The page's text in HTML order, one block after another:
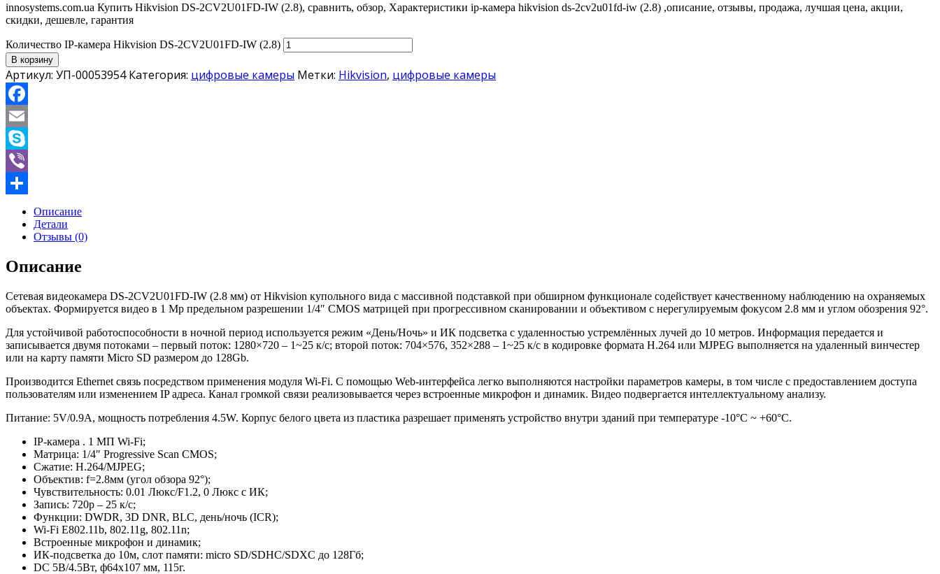
innosystems.com.ua Купить Hikvision DS-2CV2U01FD-IW (2.8), сравнить, обзор, Характеристики ip-камера hikvision ds-2cv2u01fd-iw (2.8) ,описание, отзывы, продажа, лучшая цена, акции,
скидки, дешевле, гарантия
Количество IP-камера Hikvision DS-2CV2U01FD-IW (2.8)
В корзину
Артикул: УП-00053954 Категория: цифровые камеры Метки: Hikvision, цифровые камеры
Facebook
Email
Skype
Viber
Отправить
Описание
Детали
Отзывы (0)
Описание
Сетевая видеокамера DS-2CV2U01FD-IW (2.8 мм) от Hikvision купольного вида с массивной подставкой при обширном функционале содействует качественному наблюдению на охраняемых
объектах. Формируется видео в 1 Mp предельном разрешении 1/4″ CMOS матрицей при прогрессивном сканировании и объективом с нерегулируемым фокусом 2.8 мм и углом обозрения 92°.
Для устойчивой работоспособности в ночной период используется режим «День/Ночь» и ИК подсветка с удаленностью устремлённых лучей до 10 метров. Информация передается и
записывается двумя потоками – первый поток: 1280×720 – 1~25 к/с; второй поток: 704×576, 352×288 – 1~25 к/с в кодировке формата H.264 или MJPEG выполняется на удаленный винчестер
или на карту памяти Micro SD размером до 128Gb.
Производится Ethernet связь посредством применения модуля Wi-Fi. С помощью Web-интерфейса легко выполняются настройки параметров камеры, в том числе с предоставлением доступа
пользователям или изменением IP адреса. Канал громкой связи реализовывается через встроенные микрофон и динамик. Видео подвергается интеллектуальному анализу.
Питание: 5V/0.9A, мощность потребления 4.5W. Корпус белого цвета из пластика разрешает применять устройство внутри зданий при температуре -10°C ~ +60°C.
IP-камера . 1 МП Wi-Fi;
Матрица: 1/4″ Progressive Scan CMOS;
Сжатие: H.264/MJPEG;
Объектив: f=2.8мм (угол обзора 92°);
Чувствительность: 0.01 Люкс/F1.2, 0 Люкс с ИК;
Запись: 720р – 25 к/с;
Функции: DWDR, 3D DNR, BLC, день/ночь (ICR);
Wi-Fi E802.11b, 802.11g, 802.11n;
Встроенные микрофон и динамик;
ИК-подсветка до 10м, слот памяти: micro SD/SDHC/SDXC до 128Гб;
DC 5В/4.5Вт, ф64х107 мм, 115г.